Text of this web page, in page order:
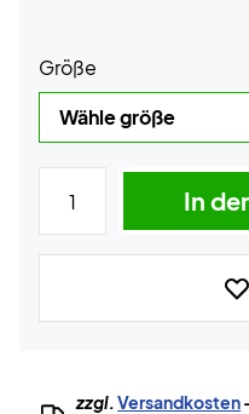
Größe
In
zzgl.Versandkosten